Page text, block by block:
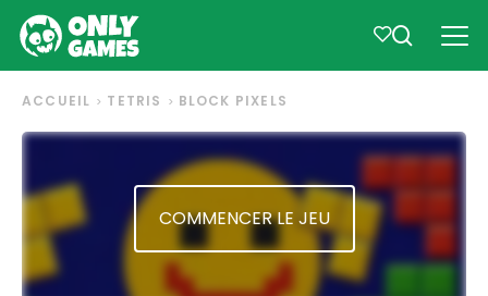
ACCUEIL TETRIS BLOCK PIXELS
COMMENCER LE JEU